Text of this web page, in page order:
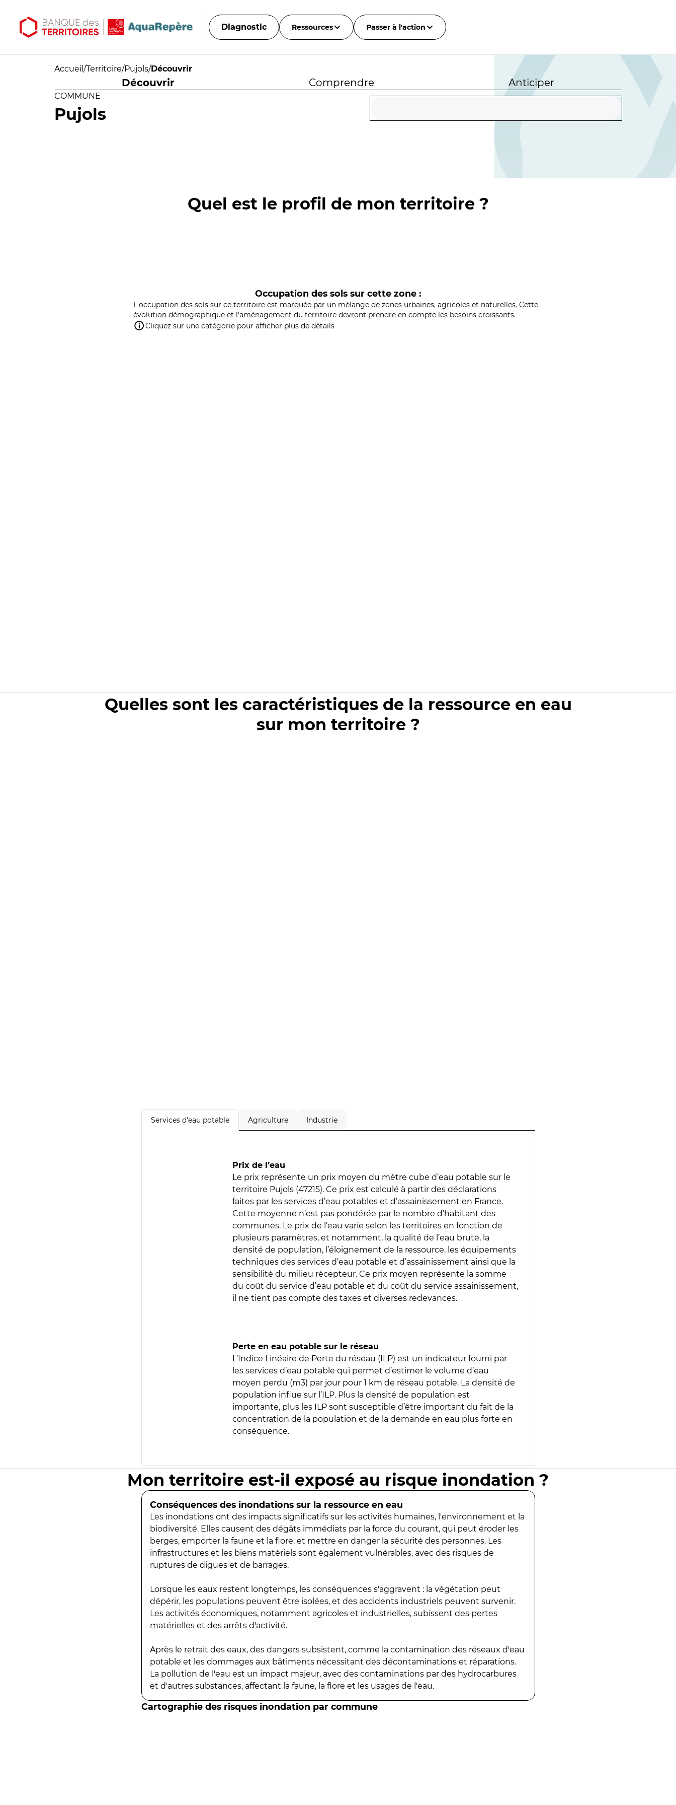
Diagnostic Ressources Passer à l'action
Accueil /Territoire/Pujols/Découvrir
Découvrir Comprendre Anticiper
COMMUNE
Pujols
Quel est le profil de mon territoire ?
Occupation des sols sur cette zone :
L'occupation des sols sur ce territoire est marquée par un mélange de zones urbaines, agricoles et naturelles. Cette
évolution démographique et l'aménagement du territoire devront prendre en compte les besoins croissants.
Cliquez sur une catégorie pour afficher plus de détails
Quelles sont les caractéristiques de la ressource en eau
sur mon territoire ?
Services d'eau potable Agriculture Industrie
Prix de l’eau
Le prix représente un prix moyen du mètre cube d’eau potable sur le
territoire Pujols (47215). Ce prix est calculé à partir des déclarations
faites par les services d’eau potables et d’assainissement en France.
Cette moyenne n’est pas pondérée par le nombre d’habitant des
communes. Le prix de l’eau varie selon les territoires en fonction de
plusieurs paramètres, et notamment, la qualité de l’eau brute, la
densité de population, l’éloignement de la ressource, les équipements
techniques des services d’eau potable et d’assainissement ainsi que la
sensibilité du milieu récepteur. Ce prix moyen représente la somme
du coût du service d’eau potable et du coût du service assainissement,
il ne tient pas compte des taxes et diverses redevances.
Perte en eau potable sur le réseau
L’Indice Linéaire de Perte du réseau (ILP) est un indicateur fourni par
les services d’eau potable qui permet d’estimer le volume d’eau
moyen perdu (m3) par jour pour 1 km de réseau potable. La densité de
population influe sur l’ILP. Plus la densité de population est
importante, plus les ILP sont susceptible d’être important du fait de la
concentration de la population et de la demande en eau plus forte en
conséquence.
Mon territoire est-il exposé au risque inondation ?
Conséquences des inondations sur la ressource en eau
Les inondations ont des impacts significatifs sur les activités humaines, l'environnement et la
biodiversité. Elles causent des dégâts immédiats par la force du courant, qui peut éroder les
berges, emporter la faune et la flore, et mettre en danger la sécurité des personnes. Les
infrastructures et les biens matériels sont également vulnérables, avec des risques de
ruptures de digues et de barrages.
Lorsque les eaux restent longtemps, les conséquences s'aggravent : la végétation peut
dépérir, les populations peuvent être isolées, et des accidents industriels peuvent survenir.
Les activités économiques, notamment agricoles et industrielles, subissent des pertes
matérielles et des arrêts d'activité.
Après le retrait des eaux, des dangers subsistent, comme la contamination des réseaux d'eau
potable et les dommages aux bâtiments nécessitant des décontaminations et réparations.
La pollution de l'eau est un impact majeur, avec des contaminations par des hydrocarbures
et d'autres substances, affectant la faune, la flore et les usages de l'eau.
Cartographie des risques inondation par commune